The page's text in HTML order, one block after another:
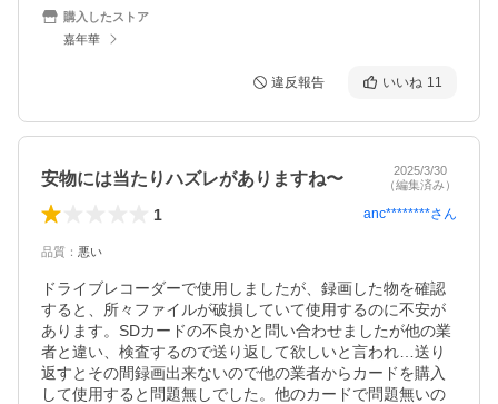
購入したストア
嘉年華
違反報告 いいね 11
安物には当たりハズレがありますね〜
2025/3/30
（編集済み）
1 anc********さん
品質 ： 悪い
ドライブレコーダーで使用しましたが、録画した物を確認
すると、所々ファイルが破損していて使用するのに不安が
あります。SDカードの不良かと問い合わせましたが他の業
者と違い、検査するので送り返して欲しいと言われ…送り
返すとその間録画出来ないので他の業者からカードを購入
して使用すると問題無しでした。他のカードで問題無いの